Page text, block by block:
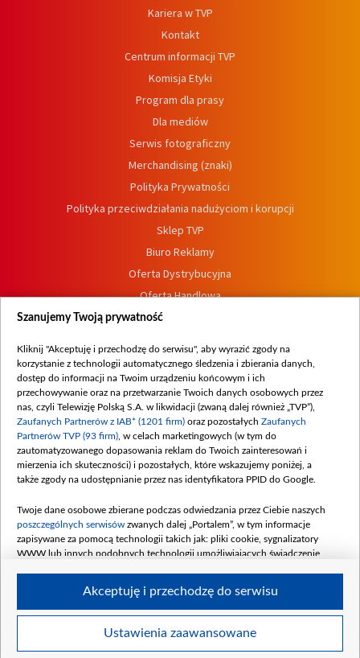
Kariera w TVP
Kontakt
Centrum informacji TVP
Komisja Etyki
Program dla prasy
Dla mediów
Serwis fotograficzny
Merchandising (znaki)
Polityka Prywatności
Polityka przeciwdziałania nadużyciom i korupcji
Sklep TVP
Biuro Reklamy
Oferta Dystrybucyjna
Oferta Handlowa
Dostępność
Procedura zgłoszeń wewnętrznych
Szanujemy Twoją prywatność
Kliknij "Akceptuję i przechodzę do serwisu", aby wyrazić zgody na
korzystanie z technologii automatycznego śledzenia i zbierania danych,
dostęp do informacji na Twoim urządzeniu końcowym i ich
przechowywanie oraz na przetwarzanie Twoich danych osobowych przez
nas, czyli Telewizję Polską S.A. w likwidacji (zwaną dalej również „TVP”),
Zaufanych Partnerów z IAB* (1201 firm) oraz pozostałych Zaufanych
Partnerów TVP (93 firm) , w celach marketingowych (w tym do
zautomatyzowanego dopasowania reklam do Twoich zainteresowań i
mierzenia ich skuteczności) i pozostałych, które wskazujemy poniżej, a
także zgody na udostępnianie przez nas identyfikatora PPID do Google.
Twoje dane osobowe zbierane podczas odwiedzania przez Ciebie naszych
poszczególnych serwisów zwanych dalej „Portalem”, w tym informacje
zapisywane za pomocą technologii takich jak: pliki cookie, sygnalizatory
WWW lub innych podobnych technologii umożliwiających świadczenie
Twoje dane osobowe zbierane podczas odwiedzania przez Ciebie
Ustawienia zaawansowane
Akceptuję i przechodzę do serwisu